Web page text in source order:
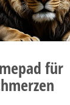
für